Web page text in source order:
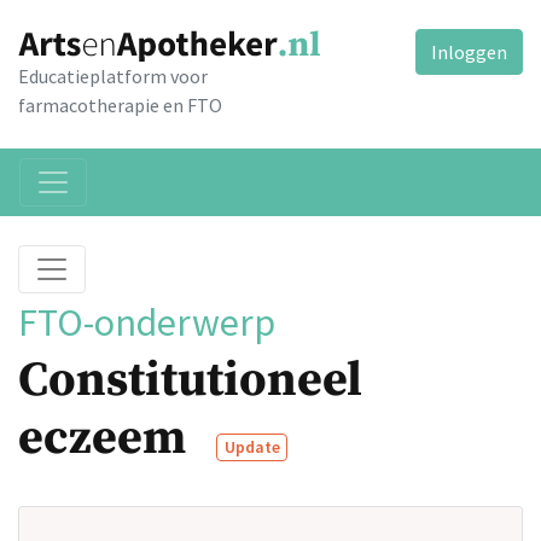
Educatieplatform voor
farmacotherapie en FTO
Inloggen
FTO-onderwerp
Constitutioneel
eczeem
Update